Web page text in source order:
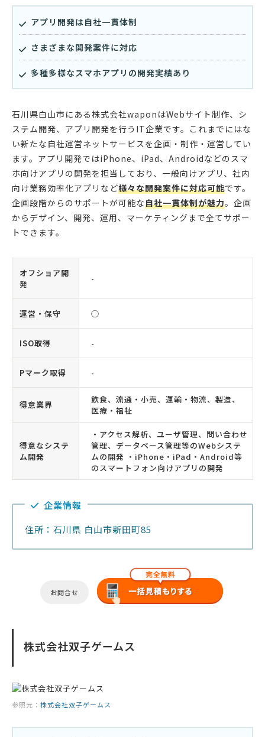
アプリ開発は自社一貫体制
さまざまな開発案件に対応
多種多様なスマホアプリの開発実績あり
石川県白山市にある株式会社waponはWebサイト制作、シ
ステム開発、アプリ開発を行うIT企業です。これまでにはな
い新たな自社運営ネットサービスを企画・制作・運営してい
ます。アプリ開発ではiPhone、iPad、Androidなどのスマ
ホ向けアプリの開発を担当しており、一般向けアプリ、社内
向け業務効率化アプリなど様々な開発案件に対応可能です。
企画段階からのサポートが可能な自社一貫体制が魅力。企画
からデザイン、開発、運用、マーケティングまで全てサポー
トできます。
オフショア開
発
-
運営・保守 ◯
ISO取得 -
Pマーク取得 -
得意業界
飲食、流通・小売、運輸・物流、製造、
医療・福祉
得意なシステ
ム開発
・アクセス解析、ユーザ管理、問い合わせ
管理、データベース管理等のWebシステ
ムの開発 ・iPhone・iPad・Android等
のスマートフォン向けアプリの開発
企業情報
住所：石川県 白山市新田町85
お問合せ
株式会社双子ゲームス
参照元： 株式会社双子ゲームス